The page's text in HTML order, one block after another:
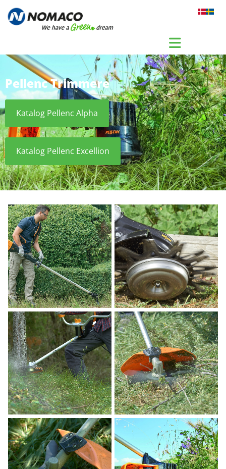
Gå til indhold
Pellenc Trimmere
Katalog Pellenc Alpha
Katalog Pellenc Excellion